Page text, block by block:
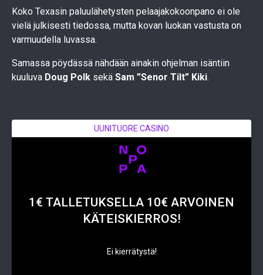
Koko Texasin paluulähetysten pelaajakokoonpano ei ole
vielä julkisesti tiedossa, mutta kovan luokan vastusta on
varmuudella luvassa.
Samassa pöydässä nähdään ainakin ohjelman isäntiin
kuuluva Doug Polk sekä Sam ”Senor Tilt” Kiki.
UUNITUORE CASINO
1€ TALLETUKSELLA 10€ ARVOINEN
KÄTEISKIERROS!
Ei kierrätystä!